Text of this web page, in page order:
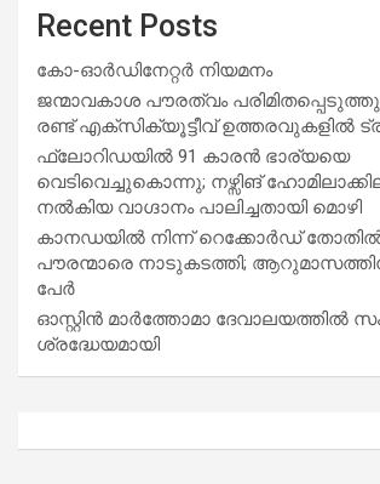
Recent Posts
കോ-ഓർഡിനേറ്റർ നിയമനം
ജന്മാവകാശ പൗരത്വം
രണ്ട് എക്സിക്യൂട്ടീവ് ഉത്തരവുകളിൽ
ഫ്ലോറിഡയിൽ 91 കാരൻ ഭാര്യയെ
വെടിവെച്ചുകൊന്നു; നഴ്സിങ്
നൽകിയ വാഗ്ദാനം പാലിച്ചതായി മൊഴി
കാനഡയിൽ നിന്ന് റെക്കോർഡ്
പൗരന്മാരെ നാടുകടത്തി;
പേർ
ഓസ്റ്റിൻ മാർത്തോമാ ദേവാലയത്തിൽ
ശ്രദ്ധേയമായി